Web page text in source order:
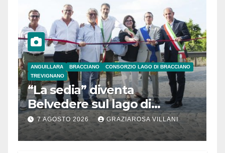
ANGUILLARA BRACCIANO
CONSORZIO LAGO DI BRACCIANO
TREVIGNANO
“La sedia” diventa
Belvedere sul lago di
Bracciano: ieri
l’inaugurazione
7 AGOSTO 2026 GRAZIAROSA VILLANI